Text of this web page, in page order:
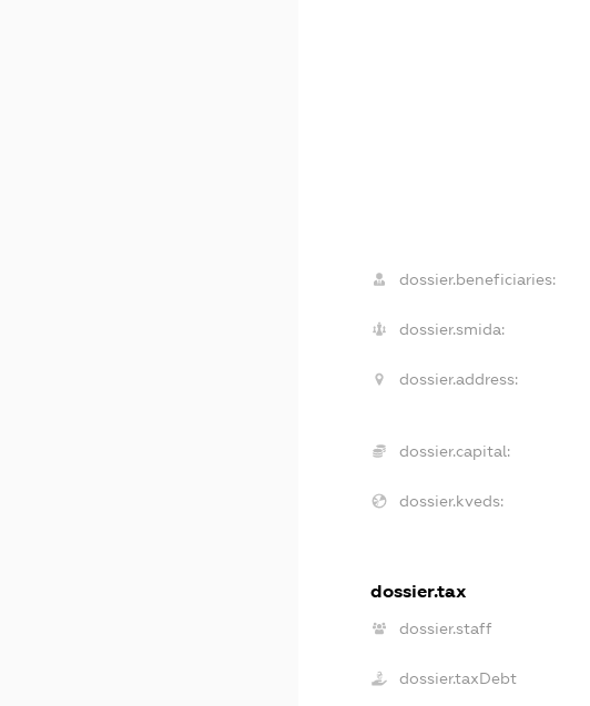
dossier.beneficiaries:
dossier.smida:
dossier.address:
dossier.capital:
dossier.kveds:
dossier.tax
dossier.staff
dossier.taxDebt